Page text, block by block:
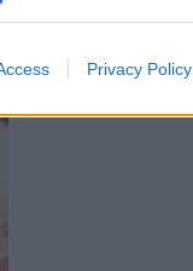
Privacy Policy